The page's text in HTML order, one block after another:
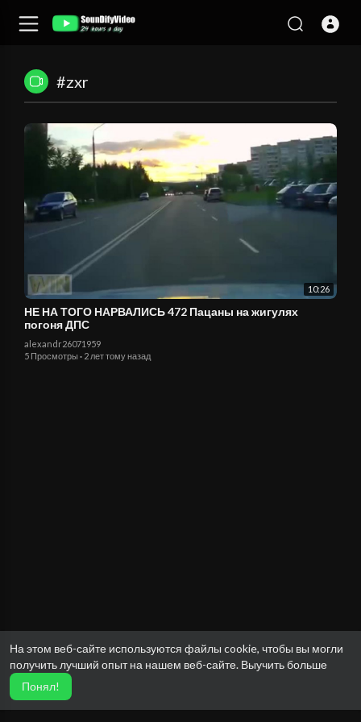
На этом веб-сайте используются файлы cookie, чтобы вы могли
получить лучший опыт на нашем веб-сайте. Выучить больше
Понял!
#zxr
10:26
НЕ НА ТОГО НАРВАЛИСЬ 472 Пацаны на жигулях
погоня ДПС
alexandr26071959
5 Просмотры · 2 лет тому назад